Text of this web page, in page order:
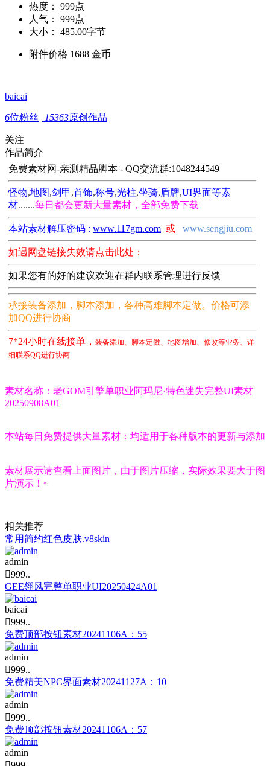
热度：
999点
人气：
999点
大小：
485.00字节
附件价格 1688 金币
baicai
6位粉丝 15363原创作品
关注
作品简介
免费素材网-亲测精品脚本 - QQ交流群:1048244549
怪物,地图,剑甲 ,首饰,称号,光柱,坐骑,盾牌,UI界面等素
材.......每日都会更新大量素材，全部免费下载
本站素材解压密码 : www.117gm.com 或 www.sengjiu.com
如遇网盘链接失效请点击此处：
如果您有的好的建议欢迎在群内联系管理进行反馈
承接装备添加，脚本添加 ， 各种高难脚本定做。价格可添
加QQ进行协商
7*24小时在线接单， 装备添加、脚本定做、地图增加、修改等业务、详
细联系QQ进行协商
素材名称：老GOM引擎单职业阿玛尼·特色迷失完整UI素材
20250908A01
本站每日免费提供大量素材：均适用于各种版本的更新与添加
素材展示请查看上面图片，由于图片压缩，实际效果要大于图
片演示！~
相关推荐
常用简约红色皮肤.v8skin
admin
999..
GEE翎风完整单职业UI20250424A01
baicai
999..
免费顶部按钮素材20241106A：55
admin
999..
免费精美NPC界面素材20241127A：10
admin
999..
免费顶部按钮素材20241106A：57
admin